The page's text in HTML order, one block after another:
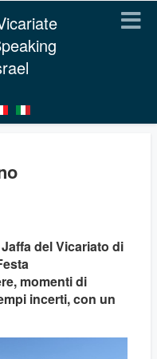
del Vicariato di
momenti di
incerti, con un